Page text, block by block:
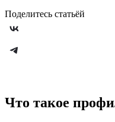
Поделитесь статьёй
Что такое